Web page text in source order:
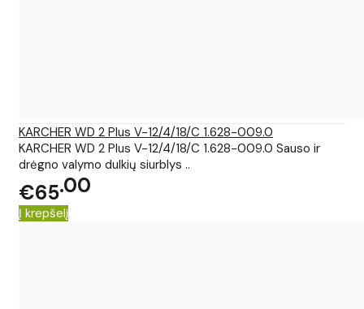
KARCHER WD 2 Plus V-12/4/18/C 1.628-009.0
KARCHER WD 2 Plus V-12/4/18/C 1.628-009.0 Sauso ir
drėgno valymo dulkių siurblys ..
€6500
Į krepšelį